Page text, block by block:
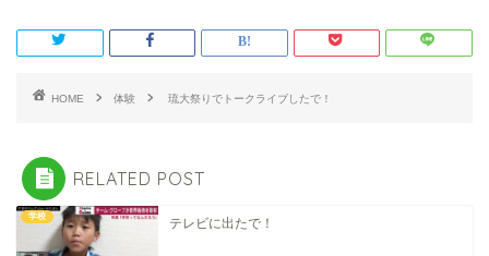
HOME 体験 琉大祭りでトークライブしたで！
RELATED POST
学校 テレビに出たで！